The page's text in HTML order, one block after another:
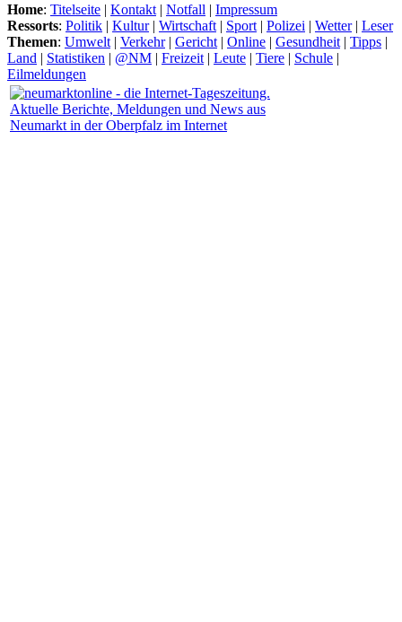
Home: Titelseite | Kontakt | Notfall | Impressum
Ressorts: Politik | Kultur| Wirtschaft | Sport | Polizei | Wetter| Leser
Themen: Umwelt | Verkehr| Gericht | Online | Gesundheit | Tipps |
Land | Statistiken | @NM | Freizeit | Leute | Tiere | Schule |
Eilmeldungen